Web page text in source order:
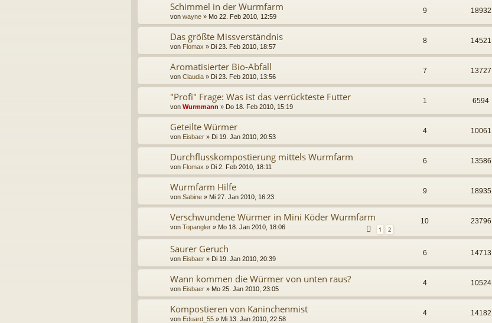
Schimmel in der Wurmfarm
von wayne » Mo 22. Feb 2010, 12:59
9 18932
Das größte Missverständnis
von Flomax » Di 23. Feb 2010, 18:57
8 14521
Aromatisierter Bio-Abfall
von Claudia » Di 23. Feb 2010, 13:56
7 13727
"Profi" Frage: Was ist das verrückteste Futter
von Wurmmann » Do 18. Feb 2010, 15:19
1 6594
Geteilte Würmer
von Eisbaer » Di 19. Jan 2010, 20:53
4 10061
Durchflusskompostierung mittels Wurmfarm
von Flomax » Di 2. Feb 2010, 18:11
6 13586
Wurmfarm Hilfe
von Sabine » Mi 27. Jan 2010, 16:23
9 18935
Verschwundene Würmer in Mini Köder Wurmfarm
von Topangler » Mo 18. Jan 2010, 18:06 1 2
10 23796
Saurer Geruch
von Eisbaer » Di 19. Jan 2010, 20:39
6 14713
Wann kommen die Würmer von unten raus?
von Eisbaer » Mo 25. Jan 2010, 23:05
4 10524
Kompostieren von Kaninchenmist
von Eduard_55 » Mi 13. Jan 2010, 22:58
4 14182